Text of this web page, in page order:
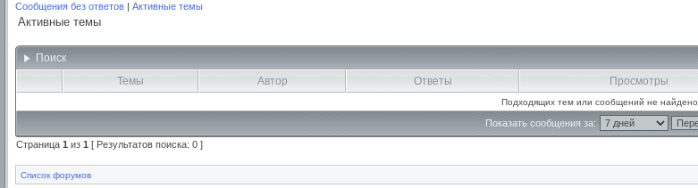
Сообщения без ответов | Активные темы
Активные темы
Поиск
Темы
Автор Ответы Просмотры
Подходящих тем или сообщений не найдено.
Показать сообщения за:
Страница 1 из 1 [ Результатов поиска: 0 ]
Список форумов